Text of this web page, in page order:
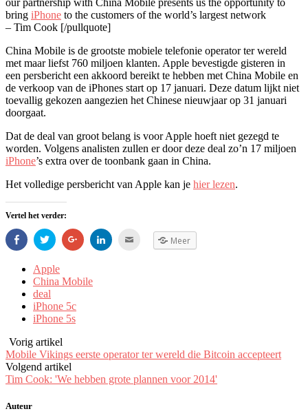
bring iPhone to the customers of the world’s largest network
– Tim Cook [/pullquote]
China Mobile is de grootste mobiele telefonie operator ter wereld
met maar liefst 760 miljoen klanten. Apple bevestigde gisteren in
een persbericht een akkoord bereikt te hebben met China Mobile en
de verkoop van de iPhones start op 17 januari. Deze datum lijkt niet
toevallig gekozen aangezien het Chinese nieuwjaar op 31 januari
doorgaat.
Dat de deal van groot belang is voor Apple hoeft niet gezegd te
worden. Volgens analisten zullen er door deze deal zo’n 17 miljoen
iPhone’s extra over de toonbank gaan in China.
Het volledige persbericht van Apple kan je hier lezen.
Vertel het verder:
Share
op
Facebook
(Opent
in
een
nieuw
venster)
Klik
om
delen
via
Twitter
(Opent
in
een
nieuw
venster)
Klik
om
delen
(Opent
Klik
om Meer
Apple
China Mobile
deal
iPhone 5c
iPhone 5s
Vorig artikel
Mobile Vikings eerste operator ter wereld die Bitcoin accepteert
Volgend artikel
Tim Cook: 'We hebben grote plannen voor 2014'
Auteur